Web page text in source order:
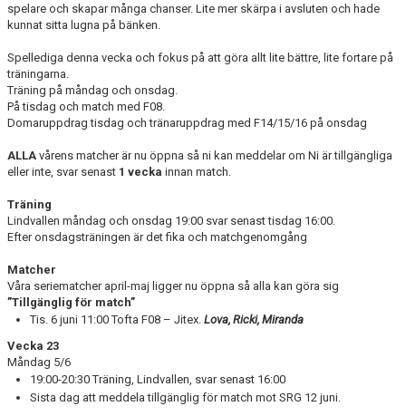
DOKUMENT
spelare och skapar många chanser. Lite mer skärpa i avsluten och hade
kunnat sitta lugna på bänken.
Spellediga denna vecka och fokus på att göra allt lite bättre, lite fortare på
träningarna.
Träning på måndag och onsdag.
På tisdag och match med F08.
Domaruppdrag tisdag och tränaruppdrag med F14/15/16 på onsdag
ALLA vårens matcher är nu öppna så ni kan meddelar om Ni är tillgängliga
eller inte, svar senast 1 vecka innan match.
Träning
Lindvallen måndag och onsdag 19:00 svar senast tisdag 16:00.
Efter onsdagsträningen är det fika och matchgenomgång
Matcher
Våra seriematcher april-maj ligger nu öppna så alla kan göra sig
”Tillgänglig för match”
Tis. 6 juni 11:00 Tofta F08 – Jitex. Lova, Ricki, Miranda
Vecka 23
Måndag 5/6
19:00-20:30 Träning, Lindvallen, svar senast 16:00
Sista dag att meddela tillgänglig för match mot SRG 12 juni.